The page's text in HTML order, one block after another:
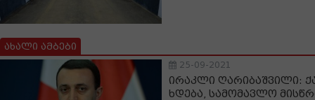
ახალი ამბები
25-09-2021
ირაკლი ღარიბაშვილი:
ხდება, სამომავლო